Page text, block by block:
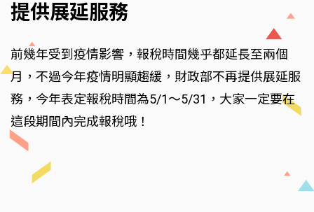
提供展延服務
前幾年受到疫情影響，報稅時間幾乎都延長至兩個
月，不過今年疫情明顯趨緩，財政部不再提供展延服
務，今年表定報稅時間為5/1～5/31，大家一定要在
這段期間內完成報稅哦！